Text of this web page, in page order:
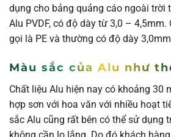
dụng cho bảng quảng cáo ngoài trời
Alu PVDF, có độ dày từ 3,0 –
gọi là PE và thường có độ dày
Màu sắc của Alu như
Chất liệu Alu hiện nay có khoảng 30
hợp sơn với hoa văn với nhiều hoạt
sắc Alu cũng rất bên có thể sử dụng